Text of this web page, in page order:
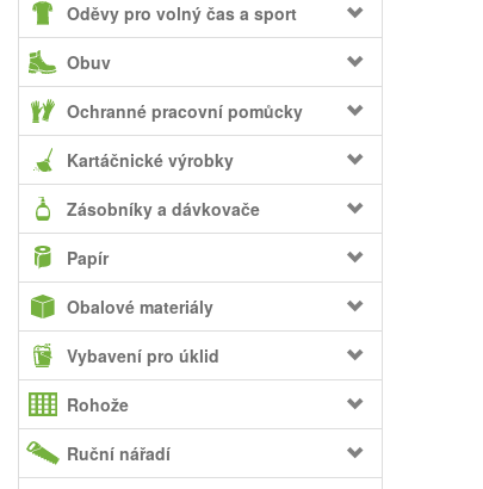
Oděvy pro volný čas a sport
Obuv
Ochranné pracovní pomůcky
Kartáčnické výrobky
Zásobníky a dávkovače
Papír
Obalové materiály
Vybavení pro úklid
Rohože
Ruční nářadí